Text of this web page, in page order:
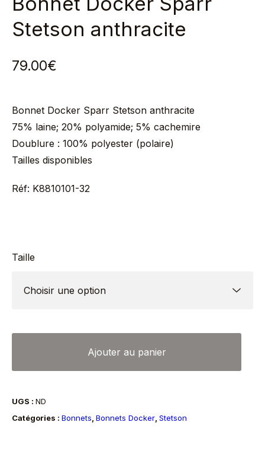
Stetson anthracite
79.00€
Bonnet Docker Sparr Stetson anthracite
75% laine; 20% polyamide; 5% cachemire
Doublure : 100% polyester (polaire)
Tailles disponibles
Réf: K8810101-32
Taille
Bonnet
Sparr
Stetson
Ajouter au panier
UGS : ND
Catégories : Bonnets, Bonnets Docker, Stetson